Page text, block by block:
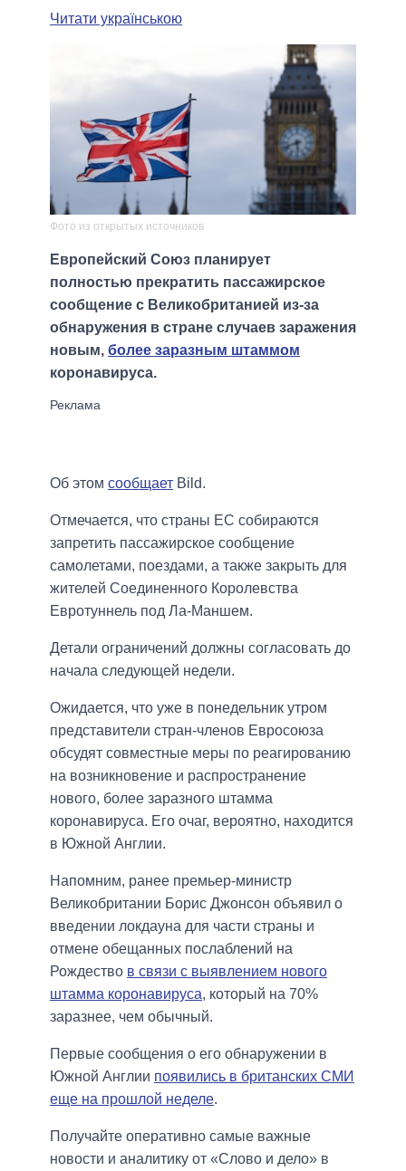
Читати українською
Фото из открытых источников
Европейский Союз планирует
полностью прекратить пассажирское
сообщение с Великобританией из-за
обнаружения в стране случаев заражения
новым, более заразным штаммом
коронавируса.
Об этом сообщает Bild.
Отмечается, что страны ЕС собираются
запретить пассажирское сообщение
самолетами, поездами, а также закрыть для
жителей Соединенного Королевства
Евротуннель под Ла-Маншем.
Детали ограничений должны согласовать до
начала следующей недели.
Ожидается, что уже в понедельник утром
представители стран-членов Евросоюза
обсудят совместные меры по реагированию
на возникновение и распространение
нового, более заразного штамма
коронавируса. Его очаг, вероятно, находится
в Южной Англии.
Напомним, ранее премьер-министр
Великобритании Борис Джонсон объявил о
введении локдауна для части страны и
отмене обещанных послаблений на
Рождество в связи с выявлением нового
штамма коронавируса, который на 70%
заразнее, чем обычный.
Первые сообщения о его обнаружении в
Южной Англии появились в британских СМИ
еще на прошлой неделе.
Получайте оперативно самые важные
новости и аналитику от «Слово и дело» в